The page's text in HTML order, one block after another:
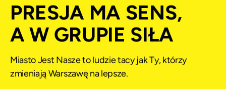
PRESJA MA SENS,
A W GRUPIE SIŁA
Miasto Jest Nasze to ludzie tacy jak Ty, którzy
zmieniają Warszawę na lepsze.